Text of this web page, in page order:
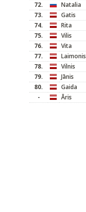
72.
Natalia
73.
Gatis
74.
Rita
75.
Vilis
76.
Vita
77.
Laimonis
78.
Vilnis
79.
Jānis
80.
Gaida
-
Āris